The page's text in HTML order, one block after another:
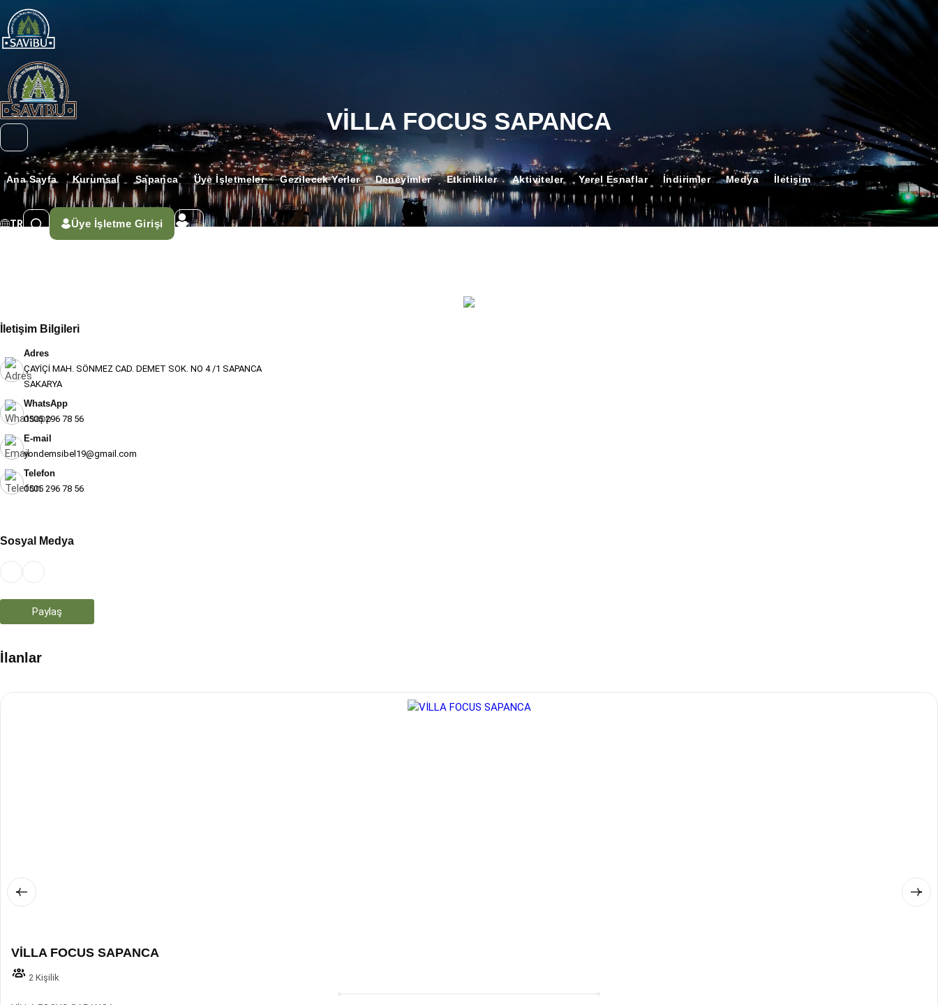
Ana Sayfa Kurumsal Sapanca Üye İşletmeler Gezilecek Yerler Deneyimler Etkinlikler Aktiviteler Yerel Esnaflar İndirimler Medya İletişim
TR Üye İşletme Girişi
VİLLA FOCUS SAPANCA
İletişim Bilgileri
Adres
ÇAYİÇİ MAH. SÖNMEZ CAD. DEMET SOK. NO 4 /1 SAPANCA
SAKARYA
WhatsApp
0505 296 78 56
E-mail
yondemsibel19@gmail.com
Telefon
0505 296 78 56
Sosyal Medya
Paylaş
Teşekkür Ederiz
İlanlar
VİLLA FOCUS SAPANCA
2 Kişilik